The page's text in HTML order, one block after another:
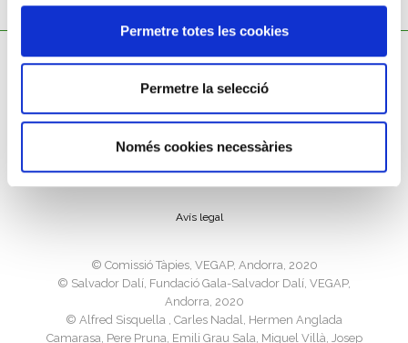
Permetre totes les cookies
Permetre la selecció
Només cookies necessàries
Política de cookies
Avís legal
©️ Comissió Tàpies, VEGAP, Andorra, 2020
©️ Salvador Dalí, Fundació Gala-Salvador Dalí, VEGAP,
Andorra, 2020
©️ Alfred Sisquella , Carles Nadal, Hermen Anglada
Camarasa, Pere Pruna, Emili Grau Sala, Miquel Villà, Josep